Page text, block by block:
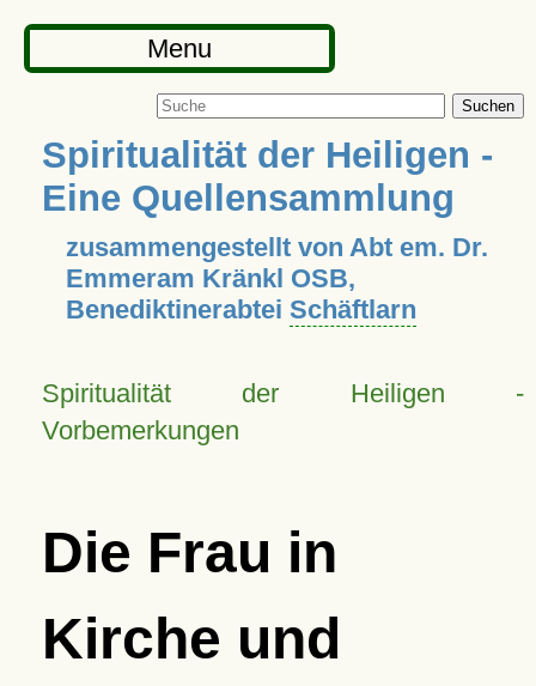
Menu
Suchen
Spiritualität der Heiligen -
Eine Quellensammlung
zusammengestellt von Abt em. Dr.
Emmeram Kränkl OSB,
Benediktinerabtei Schäftlarn
Spiritualität der Heiligen -
Vorbemerkungen
Die Frau in
Kirche und